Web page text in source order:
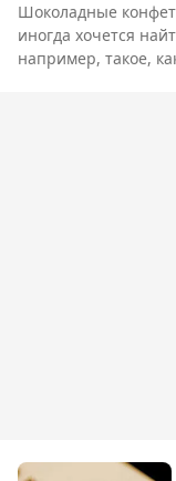
Шоколадные
иногда хочется
например, такое,